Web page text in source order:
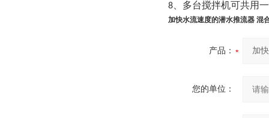
8、多台搅拌机可共用
加快水流速度的潜水推流器 混
产品：
您的单位：